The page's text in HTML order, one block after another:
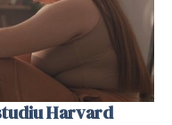
Harvard